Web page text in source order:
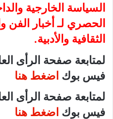
السياسة الخارجية
الحصري لـ أخبار الفن
الثقافية والأدبية.
لمتابعة صفحة الرأى
فيس بوك اضغط هنا
لمتابعة صفحة الرأى
فيس بوك اضغط هنا